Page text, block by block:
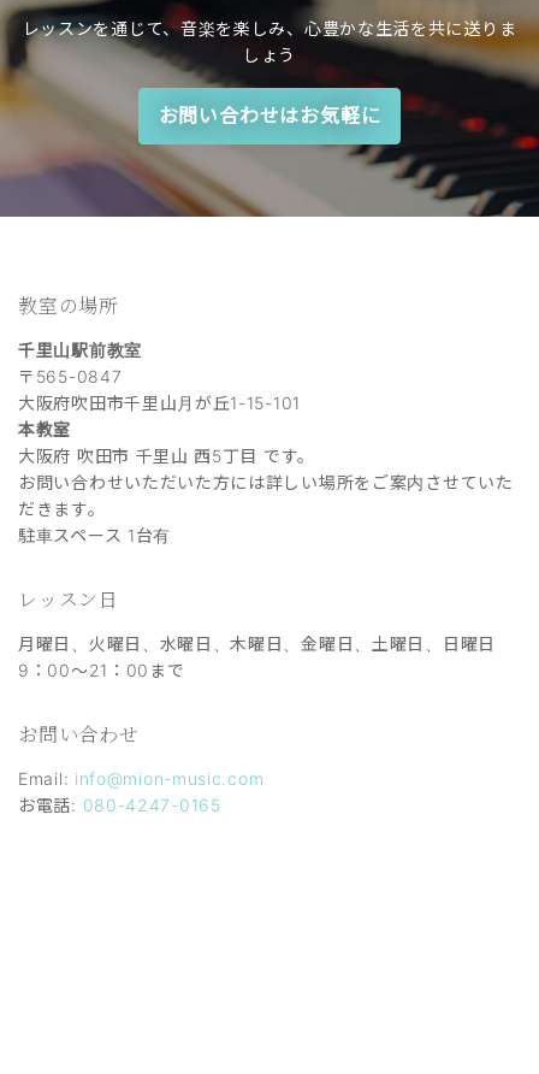
レッスンを通じて、音楽を楽しみ、心豊かな生活を共に送りま
しょう
お問い合わせはお気軽に
教室の場所
千里山駅前教室
〒565-0847
大阪府吹田市千里山月が丘1-15-101
本教室
大阪府 吹田市 千里山 西5丁目 です。
お問い合わせいただいた方には詳しい場所をご案内させていた
だきます。
駐車スペース 1台有
レッスン日
月曜日、火曜日、水曜日、木曜日、金曜日、土曜日、日曜日
9：00～21：00まで
お問い合わせ
Email: info@mion-music.com
お電話: 080-4247-0165